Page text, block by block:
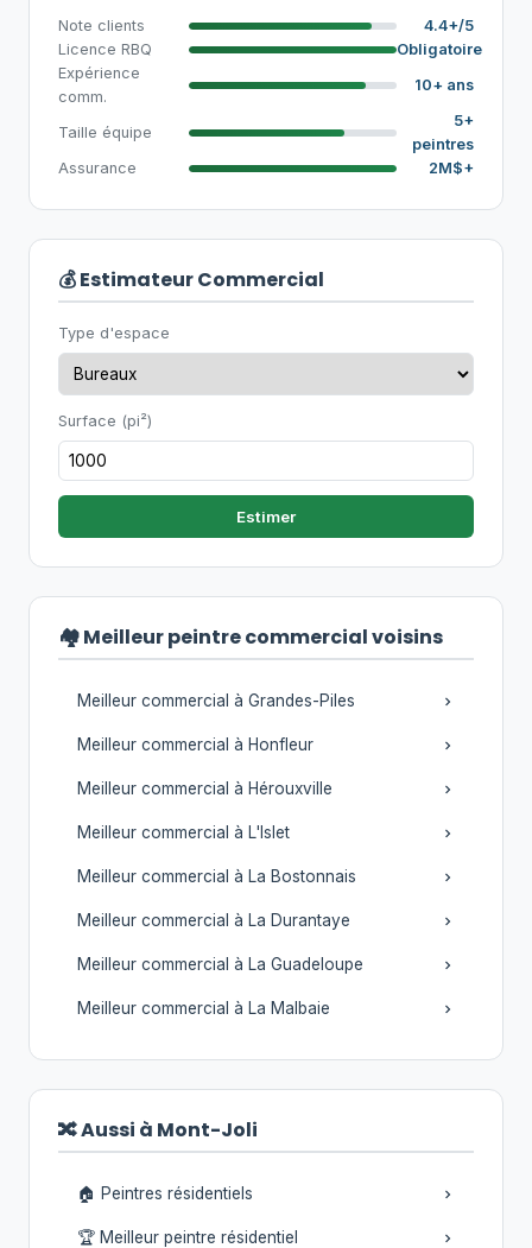
Note clients
4.4+/5
Licence RBQ
Obligatoire
Expérience
comm.
10+ ans
Taille équipe
5+
peintres
Assurance
2M$+
💰 Estimateur Commercial
Type d'espace
Surface (pi²)
Estimer
🏘️ Meilleur peintre commercial voisins
Meilleur commercial à Grandes-Piles
Meilleur commercial à Honfleur
Meilleur commercial à Hérouxville
Meilleur commercial à L'Islet
Meilleur commercial à La Bostonnais
Meilleur commercial à La Durantaye
Meilleur commercial à La Guadeloupe
Meilleur commercial à La Malbaie
🔀 Aussi à Mont-Joli
🏠 Peintres résidentiels
🏆 Meilleur peintre résidentiel